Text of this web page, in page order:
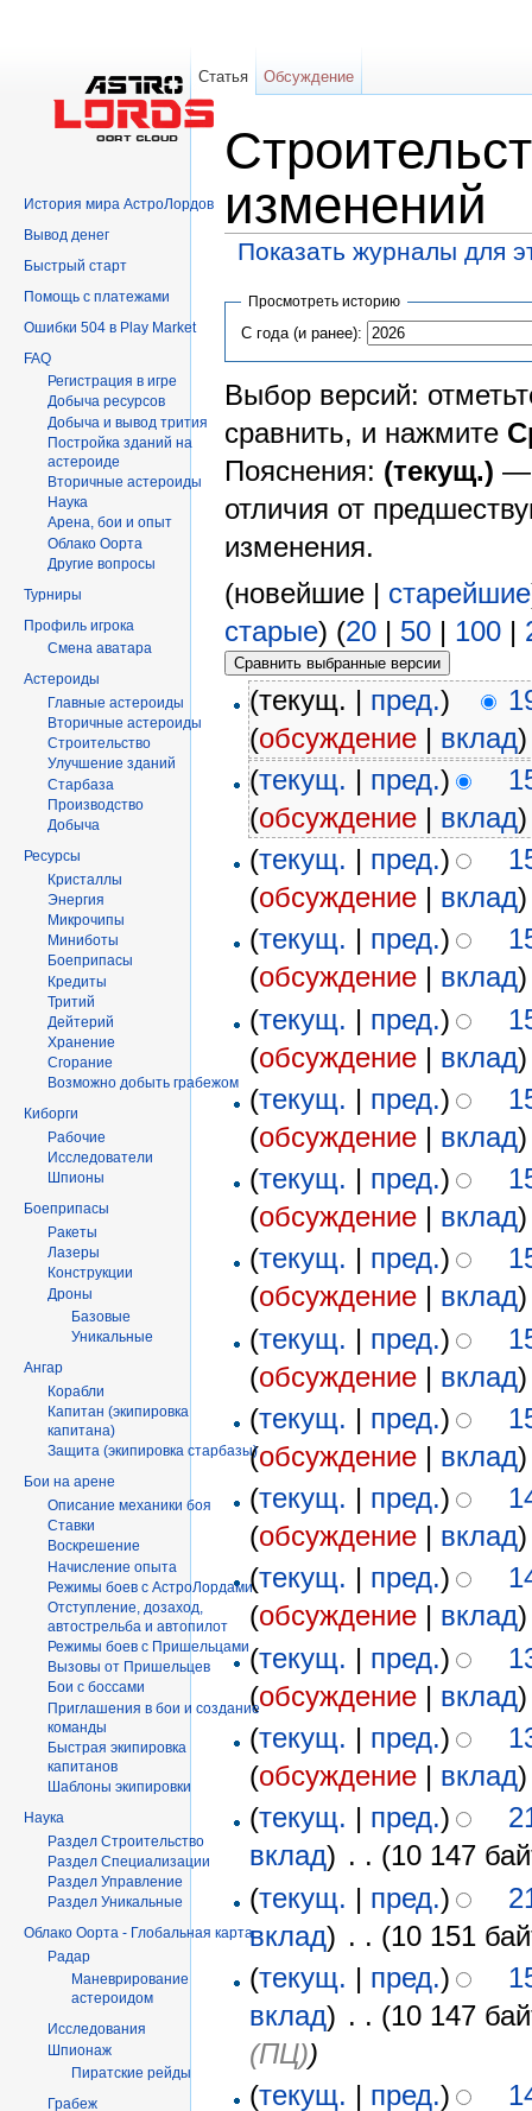
изменений
Показать журналы для
Просмотреть историю
С года (и ранее):
Выбор версий:
сравнить, и нажмите
Пояснения: (текущ.) —
отличия от
изменения.
(новейшие | старейшие
старые) (20 | 50 | 100 |
(текущ. | пред.)
(обсуждение | вклад)
(текущ. | пред.)
(обсуждение | вклад)
(текущ. | пред.)
(обсуждение | вклад)
(текущ. | пред.)
(обсуждение | вклад)
(текущ. | пред.)
(обсуждение | вклад)
(текущ. | пред.)
(обсуждение | вклад)
(текущ. | пред.)
(обсуждение | вклад)
(текущ. | пред.)
(обсуждение | вклад)
(текущ. | пред.)
(обсуждение | вклад)
(текущ. | пред.)
(обсуждение | вклад)
(текущ. | пред.)
(обсуждение | вклад)
(текущ. | пред.)
(обсуждение | вклад)
(текущ. | пред.)
(обсуждение | вклад)
(текущ. | пред.)
(обсуждение | вклад)
(текущ. | пред.)
вклад) . . (10 147
(текущ. | пред.)
вклад) . . (10 151
(текущ. | пред.)
вклад) . . (10 147
(ПЦ))
(текущ. | пред.)
Статья Обсуждение
История мира АстроЛордов
Вывод денег
Быстрый старт
Помощь с платежами
Ошибки 504 в Play Market
FAQ
Регистрация в игре
Добыча ресурсов
Добыча и вывод трития
Постройка зданий на
астероиде
Вторичныe астероиды
Hаука
Арена, бои и опыт
Облако Оорта
Другие вопросы
Турниры
Профиль игрока
Смена аватара
Астероиды
Главные астероиды
Вторичные астероиды
Строительство
Улучшение зданий
Старбаза
Производство
Добыча
Ресурсы
Кристаллы
Энергия
Микрочипы
Миниботы
Боеприпасы
Кредиты
Тритий
Дейтерий
Хранение
Сгорание
Возможно добыть грабежом
Киборги
Рабочие
Исследователи
Шпионы
Боеприпасы
Ракеты
Лазеры
Конструкции
Дроны
Базовые
Уникальные
Ангар
Корабли
Капитан (экипировка
капитана)
Защита (экипировка старбазы)
Бои на арене
Описание механики боя
Ставки
Воскрешение
Начисление опыта
Режимы боев с АстроЛордами
Отступление, дозаход,
автострельба и автопилот
Режимы боев с Пришельцами
Вызовы от Пришельцев
Бои с боссами
Приглашения в бои и создание
команды
Быстрая экипировка
капитанов
Шаблоны экипировки
Наука
Раздел Строительство
Раздел Специализации
Раздел Управление
Раздел Уникальные
Облако Оорта - Глобальная карта
Радар
Маневрирование
астероидом
Исследования
Шпионаж
Пиратские рейды
Грабеж